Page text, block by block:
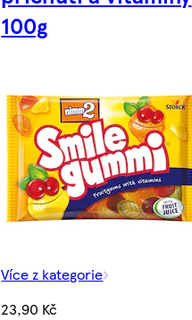
100g
Více z kategorie
23,90 Kč